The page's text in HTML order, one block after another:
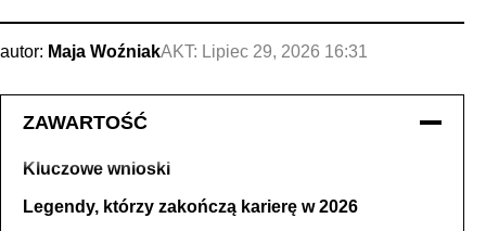
autor: Maja WoźniakAKT: Lipiec 29, 2026 16:31
ZAWARTOŚĆ
Kluczowe wnioski
Legendy, którzy zakończą karierę w 2026